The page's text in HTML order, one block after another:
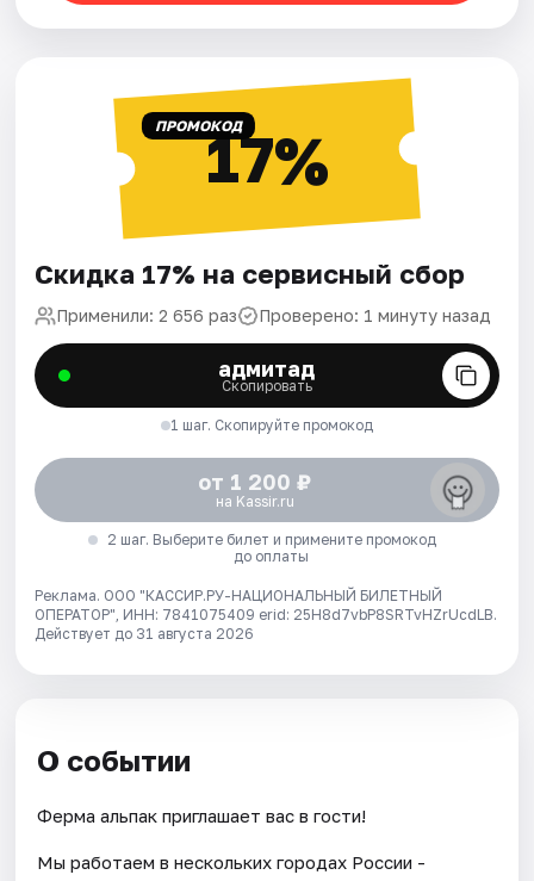
ПРОМОКОД17%
Скидка 17% на сервисный сбор
Применили: 2 656 раз Проверено: 1 минуту назад
адмитад
Скопировать
1 шаг. Скопируйте промокод
от 1 200 ₽
на Kassir.ru
2 шаг. Выберите билет и примените промокод
до оплаты
Реклама. ООО "КАССИР.РУ-НАЦИОНАЛЬНЫЙ БИЛЕТНЫЙ
ОПЕРАТОР", ИНН: 7841075409 erid: 25H8d7vbP8SRTvHZrUcdLB.
Действует до 31 августа 2026
О событии
Ферма альпак приглашает вас в гости!
Мы работаем в нескольких городах России -